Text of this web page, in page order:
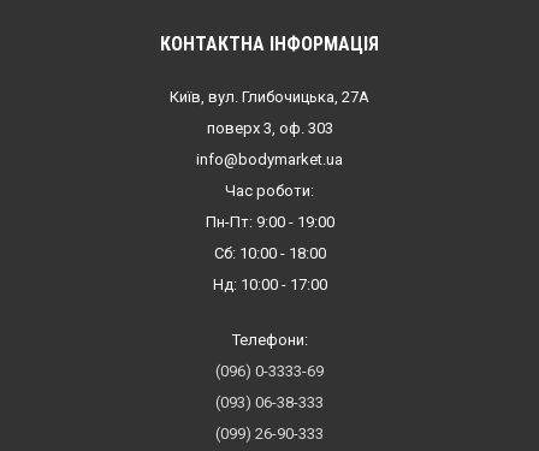
КОНТАКТНА ІНФОРМАЦІЯ
Київ, вул. Глибочицька, 27А
поверх 3, оф. 303
info@bodymarket.ua
Час роботи:
Пн-Пт: 9:00 - 19:00
Сб: 10:00 - 18:00
Нд: 10:00 - 17:00
Телефони:
(096) 0-3333-69
(093) 06-38-333
(099) 26-90-333